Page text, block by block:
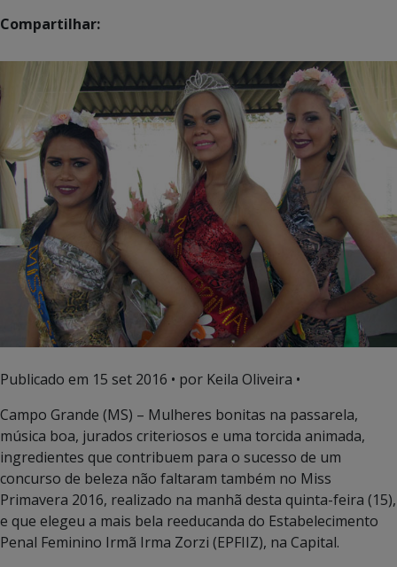
Compartilhar:
Publicado em 15 set 2016 • por Keila Oliveira •
Campo Grande (MS) – Mulheres bonitas na passarela,
música boa, jurados criteriosos e uma torcida animada,
ingredientes que contribuem para o sucesso de um
concurso de beleza não faltaram também no Miss
Primavera 2016, realizado na manhã desta quinta-feira (15),
e que elegeu a mais bela reeducanda do Estabelecimento
Penal Feminino Irmã Irma Zorzi (EPFIIZ), na Capital.